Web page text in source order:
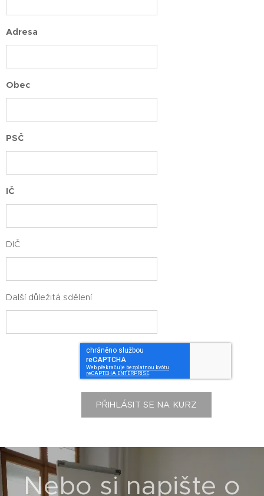
Adresa
Obec
PSČ
IČ
DIČ
Další důležitá sdělení
PŘIHLÁSIT SE NA KURZ
Nebo si napište o